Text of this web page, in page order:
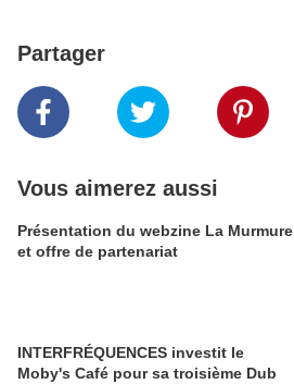
Partager
Vous aimerez aussi
Présentation du webzine La Murmure
et offre de partenariat
INTERFRÉQUENCES investit le
Moby's Café pour sa troisième Dub